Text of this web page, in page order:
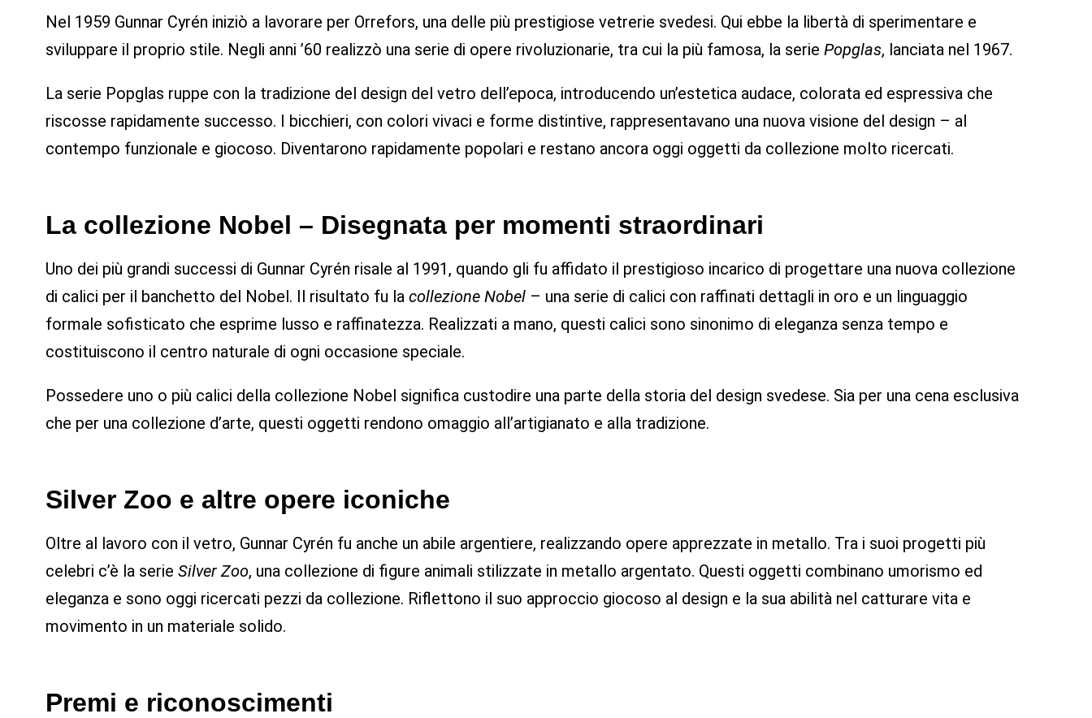
Nel 1959 Gunnar Cyrén iniziò a lavorare per Orrefors, una delle più prestigiose vetrerie svedesi. Qui ebbe la libertà di sperimentare e
sviluppare il proprio stile. Negli anni ’60 realizzò una serie di opere rivoluzionarie, tra cui la più famosa, la serie Popglas, lanciata nel 1967.
La serie Popglas ruppe con la tradizione del design del vetro dell’epoca, introducendo un’estetica audace, colorata ed espressiva che
riscosse rapidamente successo. I bicchieri, con colori vivaci e forme distintive, rappresentavano una nuova visione del design – al
contempo funzionale e giocoso. Diventarono rapidamente popolari e restano ancora oggi oggetti da collezione molto ricercati.
La collezione Nobel – Disegnata per momenti straordinari
Uno dei più grandi successi di Gunnar Cyrén risale al 1991, quando gli fu affidato il prestigioso incarico di progettare una nuova collezione
di calici per il banchetto del Nobel. Il risultato fu la collezione Nobel – una serie di calici con raffinati dettagli in oro e un linguaggio
formale sofisticato che esprime lusso e raffinatezza. Realizzati a mano, questi calici sono sinonimo di eleganza senza tempo e
costituiscono il centro naturale di ogni occasione speciale.
Possedere uno o più calici della collezione Nobel significa custodire una parte della storia del design svedese. Sia per una cena esclusiva
che per una collezione d’arte, questi oggetti rendono omaggio all’artigianato e alla tradizione.
Silver Zoo e altre opere iconiche
Oltre al lavoro con il vetro, Gunnar Cyrén fu anche un abile argentiere, realizzando opere apprezzate in metallo. Tra i suoi progetti più
celebri c’è la serie Silver Zoo, una collezione di figure animali stilizzate in metallo argentato. Questi oggetti combinano umorismo ed
eleganza e sono oggi ricercati pezzi da collezione. Riflettono il suo approccio giocoso al design e la sua abilità nel catturare vita e
movimento in un materiale solido.
Premi e riconoscimenti